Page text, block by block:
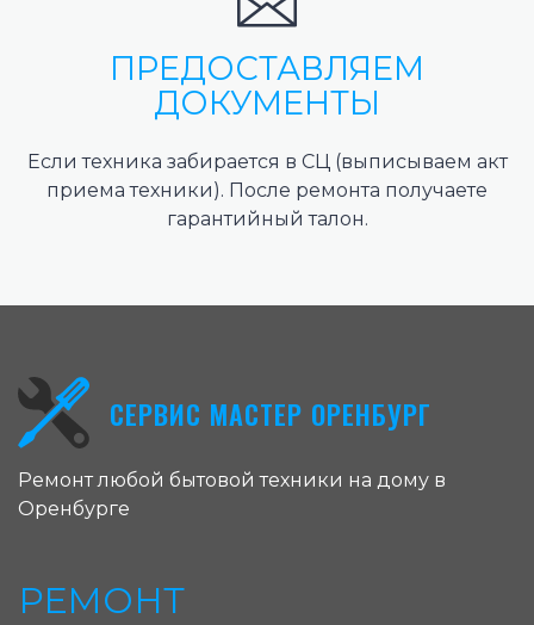
ПРЕДОСТАВЛЯЕМ
ДОКУМЕНТЫ
Если техника забирается в СЦ (выписываем акт
приема техники). После ремонта получаете
гарантийный талон.
СЕРВИС МАСТЕР ОРЕНБУРГ
Ремонт любой бытовой техники на дому в
Оренбурге
РЕМОНТ